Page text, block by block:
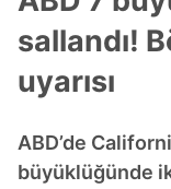
sallandı!
uyarısı
ABD’de
büyüklüğünde